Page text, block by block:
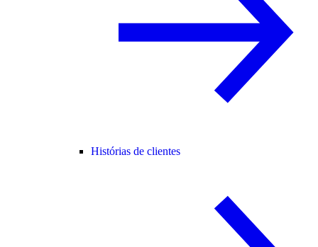
Histórias de clientes